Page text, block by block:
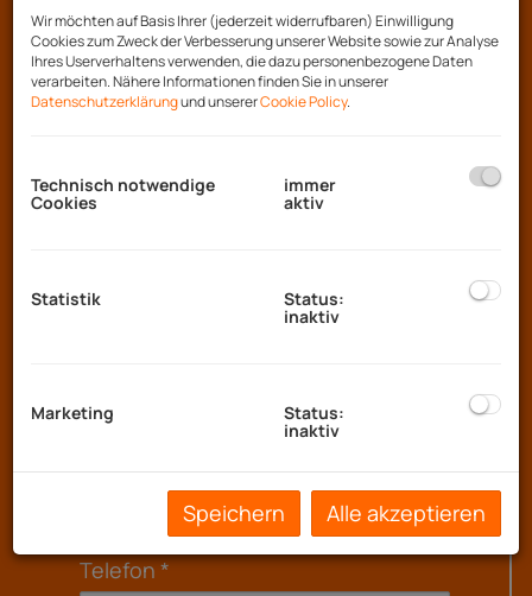
Wir freuen uns auf Ihre
Anfrage
E-Mail
Nachname
Telefon
Wir möchten auf Basis Ihrer (jederzeit widerrufbaren) Einwilligung
Cookies zum Zweck der Verbesserung unserer Website sowie zur Analyse
Ihres Userverhaltens verwenden, die dazu personenbezogene Daten
verarbeiten. Nähere Informationen finden Sie in unserer
Datenschutzerklärungund unsererCookie Policy.
Technisch notwendige
Cookies
immer
aktiv
Statistik Status:
inaktiv
Marketing Status:
inaktiv
Speichern Alle akzeptieren